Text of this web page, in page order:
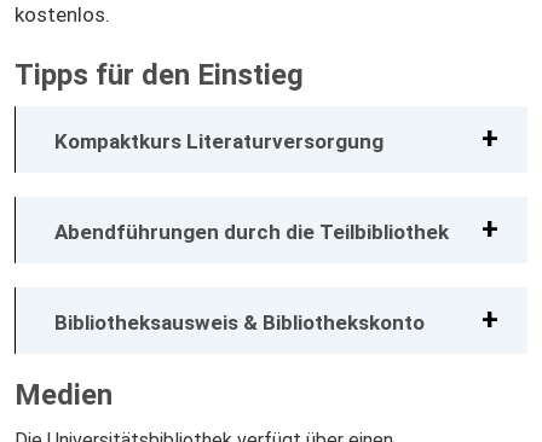
kostenlos.
Tipps für den Einstieg
Kompaktkurs Literaturversorgung
Abendführungen durch die Teilbibliothek
Bibliotheksausweis & Bibliothekskonto
Medien